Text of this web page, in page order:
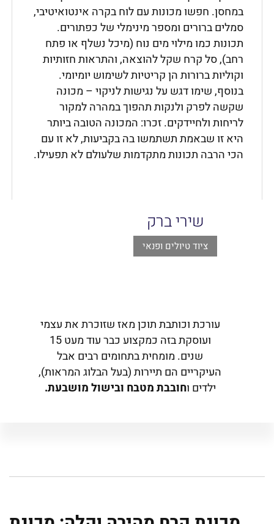
במחסן. חפשו מכונות עם לוח בקרה אינטואיטיבי,
סמלים ברורים ומספר מינימלי של כפתורים.
תכונות כמו מילוי מים נוח (מיכל נשלף או פתח
רחב), סל קרח שקל להוצאה, והתראות חזותיות
וקוליות ברורות הן קריטיות לשימוש יומיומי.
בנוסף, שימו דגש על נגישות לניקוי – מכונה
שקשה לפרק ולנקות תהפוך במהרה למקור
לריחות ולחיידקים. זכרו: המכונה הטובה ביותר
היא זו שבאמת תשתמשו בה בקביעות, לא זו עם
הכי הרבה תכונות מתקדמות שלעולם לא תפעילו.
שירי ברק
ציוד טיולים ופנאי
עורכת וכותבת תוכן מאז שזוכרת את עצמי
ועוסקת בזה כמקצוע כבר עוד מעט 15
שנים. מומחית בתחומים רבים אבל
העיקריים הם תיירות (בעל הבלוג המראות),
ילדים וחובבת מטבח ובישול מושבעת.